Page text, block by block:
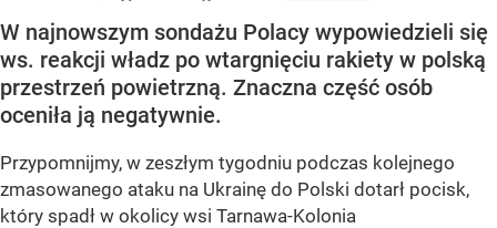
W najnowszym sondażu Polacy wypowiedzieli się
ws. reakcji władz po wtargnięciu rakiety w polską
przestrzeń powietrzną. Znaczna część osób
oceniła ją negatywnie.
Przypomnijmy, w zeszłym tygodniu podczas kolejnego
zmasowanego ataku na Ukrainę do Polski dotarł pocisk,
który spadł w okolicy wsi Tarnawa-Kolonia